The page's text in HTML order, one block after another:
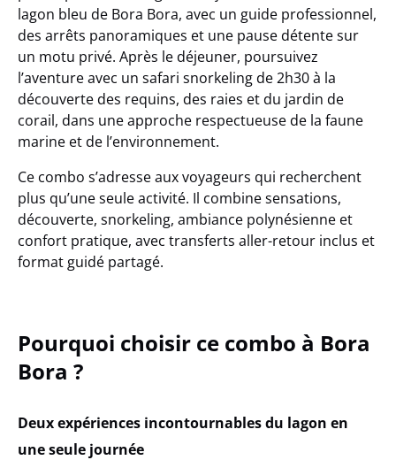
lagon bleu de Bora Bora, avec un guide professionnel,
des arrêts panoramiques et une pause détente sur
un motu privé. Après le déjeuner, poursuivez
l’aventure avec un safari snorkeling de 2h30à la
découverte des requins, des raies et du jardin de
corail, dans une approche respectueuse de la faune
marine et de l’environnement.
Ce combo s’adresse aux voyageurs qui recherchent
plus qu’une seule activité. Il combine sensations,
découverte, snorkeling, ambiance polynésienne et
confort pratique, avec transferts aller-retour inclus et
format guidé partagé.
Pourquoi choisir ce combo à Bora
Bora ?
Deux expériences incontournables du lagon en
une seule journée